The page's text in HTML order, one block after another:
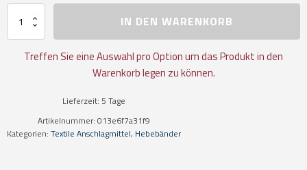
Hebeband,
zweilagig
mit
Schlaufen
IN DEN WARENKORB
Treffen Sie eine Auswahl pro Option um das Produkt in den
Warenkorb legen zu können.
Lieferzeit: 5 Tage
Artikelnummer: 013e6f7a31f9
Kategorien: Textile Anschlagmittel, Hebebänder